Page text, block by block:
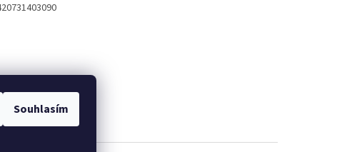
Souhlasím